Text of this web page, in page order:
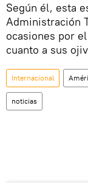
Según él, esta
Administración
ocasiones por
cuanto a sus
Internacional
noticias